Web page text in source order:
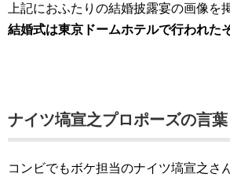
上記におふたりの結婚披露宴の画像を
結婚式は東京ドームホテルで行われた
ナイツ塙宣之プロポーズの言葉
コンビでもボケ担当のナイツ塙宣之さん